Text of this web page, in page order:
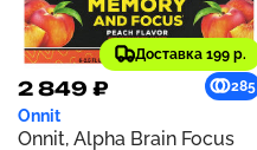
Доставка 199 р.
2 849 ₽ 285
Onnit
Onnit, Alpha Brain Focus